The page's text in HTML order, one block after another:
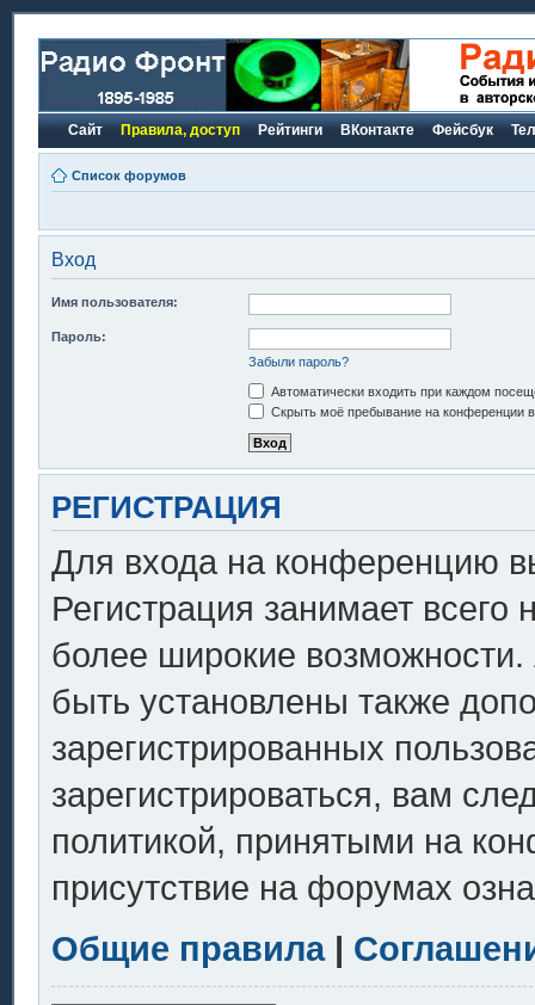
Сайт Правила, доступ Рейтинги ВКонтакте Фейсбук
Список форумов
Вход
Имя пользователя:
Пароль:
Забыли пароль?
Автоматически входить при каждом
Скрыть моё пребывание на конференции в
РЕГИСТРАЦИЯ
Для входа на конференцию
Регистрация занимает всего
более широкие
быть установлены также
зарегистрированных
зарегистрироваться, вам
политикой, принятыми на
присутствие на форумах
Общие правила|